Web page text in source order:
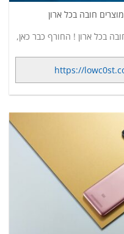
מוכנים : 10 פריטים חובה בכל ארון ! החורף כבר כאן,
https://